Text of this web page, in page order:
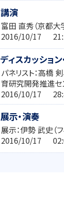
講演
富田 直秀（京都大
2016/10/17
ディスカッショ
パネリスト：高橋
育研究開発推進セ
2016/10/17
展示・演奏
展示：伊勢 武史（
2016/10/17